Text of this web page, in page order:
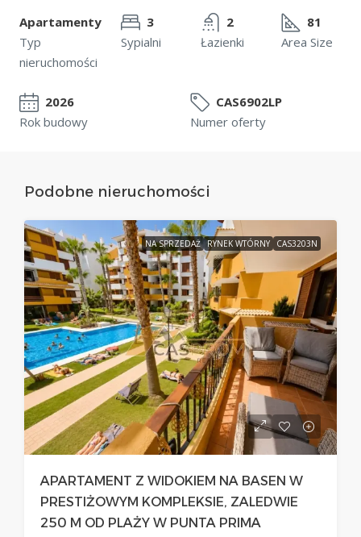
Apartamenty
Typ
nieruchomości
3
Sypialni
2
Łazienki
81
Area Size
2026
Rok budowy
CAS6902LP
Numer oferty
Podobne nieruchomości
NA SPRZEDAŻ RYNEK WTÓRNY CAS3203N
APARTAMENT Z WIDOKIEM NA BASEN W
PRESTIŻOWYM KOMPLEKSIE, ZALEDWIE
250 M OD PLAŻY W PUNTA PRIMA